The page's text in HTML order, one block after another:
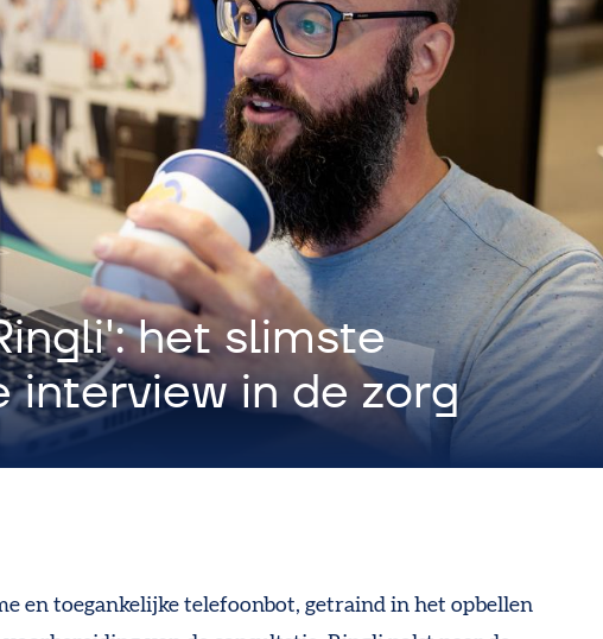
het slimste
interview in de zorg
en toegankelijke telefoonbot, getraind in het opbellen